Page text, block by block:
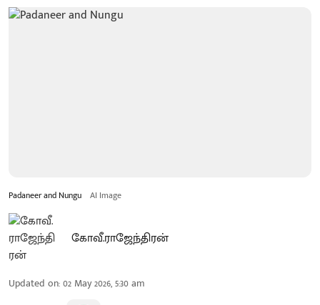
Padaneer and Nungu AI Image
கோவீ.ராஜேந்திரன்
Updated on:02 May 2026, 5:30 am